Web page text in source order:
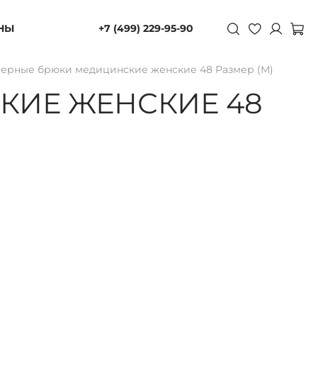
+7 (499) 229-95-90
брюки медицинские женские 48 Размер (М)
ЖЕНСКИЕ 48